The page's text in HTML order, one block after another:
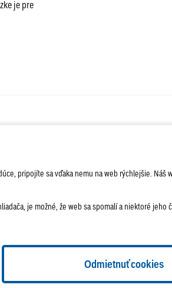
je pre
PODUJATIA
pripojíte sa vďaka nemu na web rýchlejšie. Náš
je možné, že web sa spomalí a niektoré jeho
Odmietnuť cookies